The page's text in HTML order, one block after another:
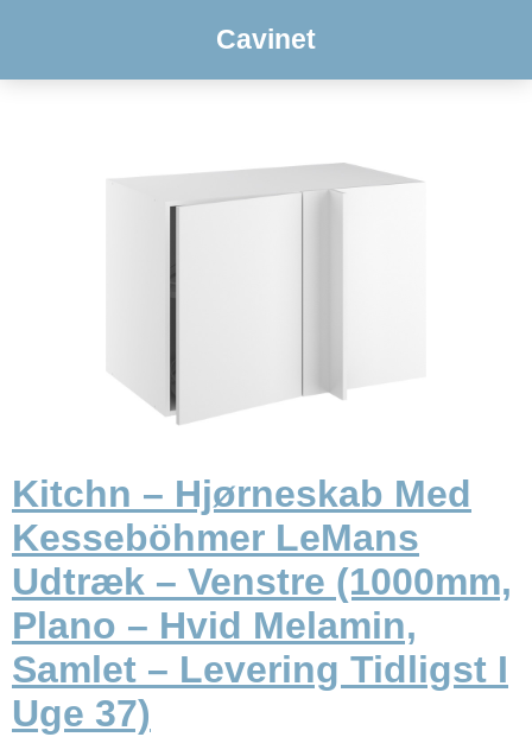
Cavinet
Kitchn – Hjørneskab Med
Kesseböhmer LeMans
Udtræk – Venstre (1000mm,
Plano – Hvid Melamin,
Samlet – Levering Tidligst I
Uge 37)